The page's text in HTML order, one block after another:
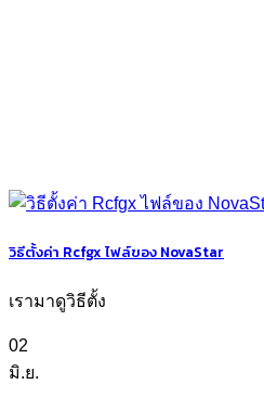
วิธีตั้งค่า Rcfgx ไฟล์ของ NovaStar
เรามาดูวิธีตั้ง
02
มิ.ย.